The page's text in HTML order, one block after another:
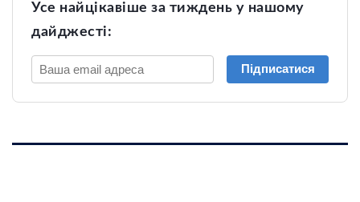
Усе найцікавіше за тиждень у нашому
дайджесті:
Підписатися